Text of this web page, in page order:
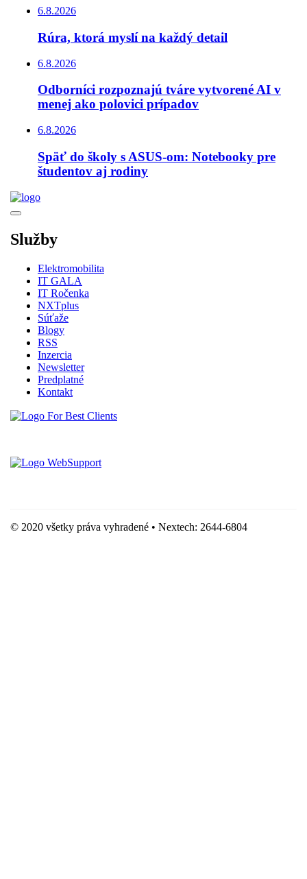
6.8.2026
Rúra, ktorá myslí na každý detail
6.8.2026
Odborníci rozpoznajú tváre vytvorené AI v
menej ako polovici prípadov
6.8.2026
Späť do školy s ASUS-om: Notebooky pre
študentov aj rodiny
Služby
Elektromobilita
IT GALA
IT Ročenka
NXTplus
Súťaže
Blogy
RSS
Inzercia
Newsletter
Predplatné
Kontakt
© 2020 všetky práva vyhradené • Nextech: 2644-6804